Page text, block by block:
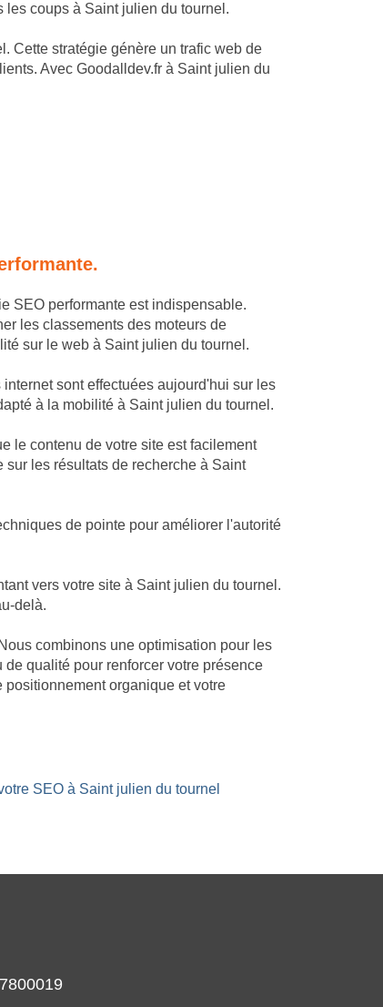
coups à Saint julien du tournel.
Cette stratégie génère un trafic web de
Avec Goodalldev.fr à Saint julien du
SEO performante est indispensable.
les classements des moteurs de
sur le web à Saint julien du tournel.
sont effectuées aujourd'hui sur les
à la mobilité à Saint julien du tournel.
le contenu de votre site est facilement
les résultats de recherche à Saint
de pointe pour améliorer l'autorité
vers votre site à Saint julien du tournel.
delà.
combinons une optimisation pour les
qualité pour renforcer votre présence
organique et votre
SEO à Saint julien du tournel